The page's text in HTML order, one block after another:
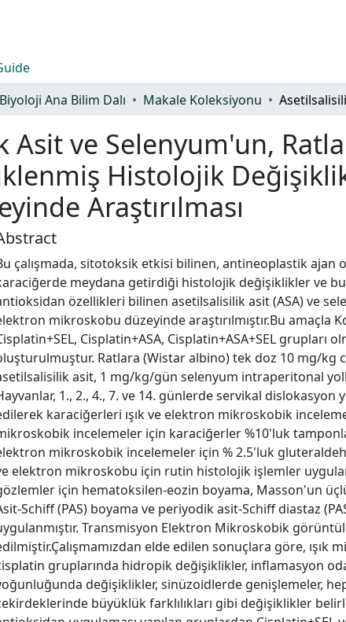
Biyoloji Ana Bilim Dalı Makale Koleksiyonu
Asit ve Selenyum'un,
Histolojik
Araştırılması
çalışmada, sitotoksik etkisi bilinen, antineoplastik ajan
meydana getirdiği histolojik değişiklikler ve
özellikleri bilinen asetilsalisilik asit (ASA) ve
mikroskobu düzeyinde araştırılmıştır.Bu amaçla
Cisplatin+ASA, Cisplatin+ASA+SEL grupları
Ratlara (Wistar albino) tek doz 10 mg/kg
asit, 1 mg/kg/gün selenyum intraperitonal
1., 2., 4., 7. ve 14. günlerde servikal dislokasyon
karaciğerleri ışık ve elektron mikroskobik
incelemeler için karaciğerler %10'luk
mikroskobik incelemeler için % 2.5'luk
elektron mikroskobu için rutin histolojik işlemler
için hematoksilen-eozin boyama, Masson'un
Schiff (PAS) boyama ve periyodik asit-Schiff diastaz
Transmisyon Elektron Mikroskobik
elde edilen sonuçlara göre, ışık
gruplarında hidropik değişiklikler, inflamasyon
değişiklikler, sinüzoidlerde genişlemeler,
büyüklük farklılıkları gibi değişiklikler